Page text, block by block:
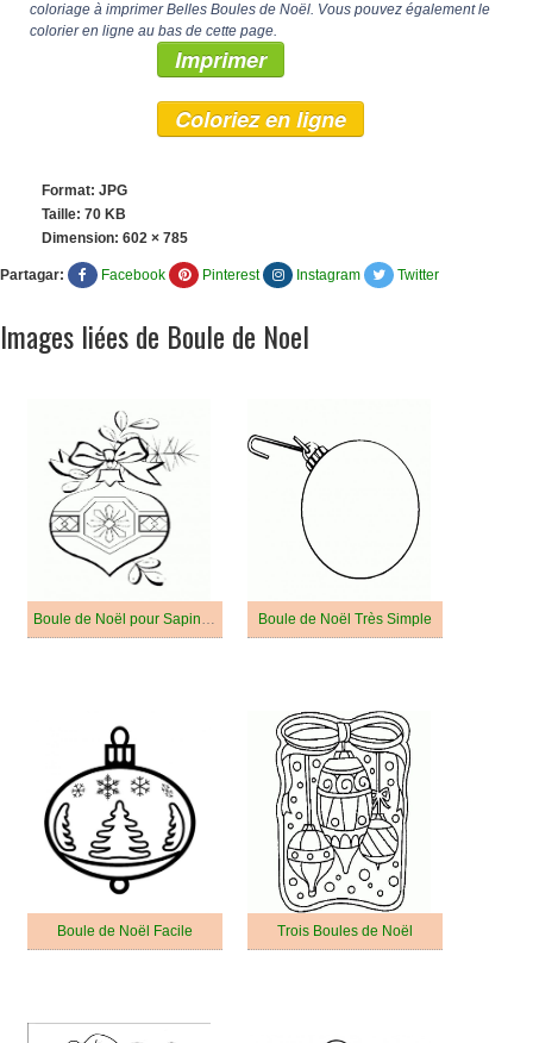
coloriage à imprimer Belles Boules de Noël. Vous pouvez également le
colorier en ligne au bas de cette page.
Imprimer
Coloriez en ligne
Format: JPG
Taille: 70 KB
Dimension: 602 × 785
Partagar: Facebook Pinterest Instagram Twitter
Images liées de Boule de Noel
Boule de Noël pour Sapin de Noël Boule de Noël Très Simple
Boule de Noël Facile Trois Boules de Noël